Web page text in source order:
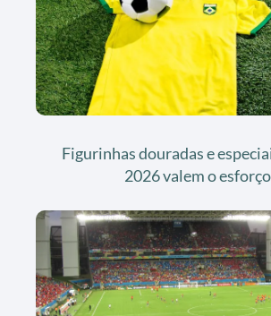
Figurinhas douradas e
2026 valem o